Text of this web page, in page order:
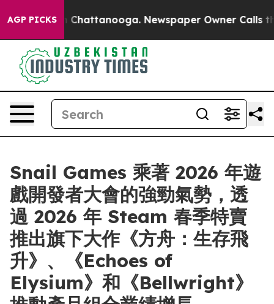
AGP PICKS
Chaos in Chattanooga. Newspaper Owner Calls the
Snail Games 乘著 2026 年遊
戲開發者大會的強勁氣勢，透
過 2026 年 Steam 春季特賣
推出旗下大作《方舟：生存飛
升》、《Echoes of
Elysium》和《Bellwright》